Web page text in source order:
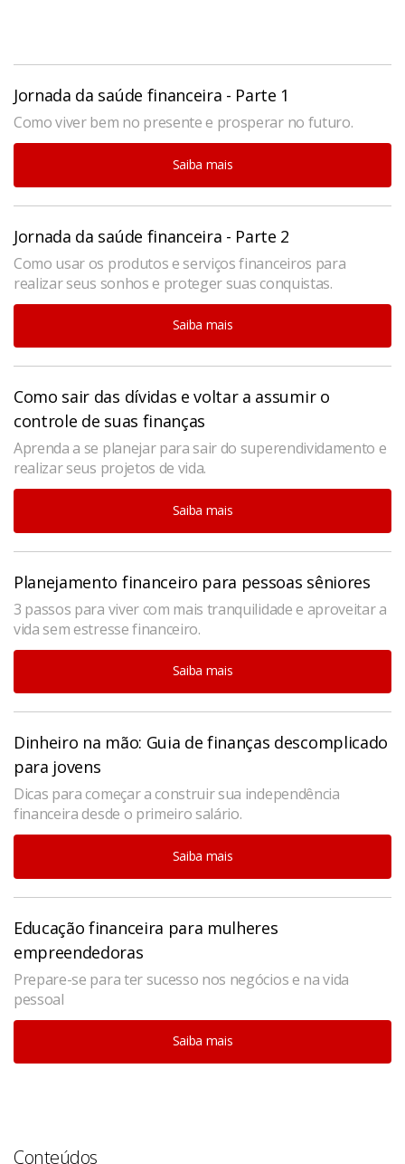
Jornada da saúde financeira - Parte 1
Como viver bem no presente e prosperar no futuro.
Saiba mais
Jornada da saúde financeira - Parte 2
Como usar os produtos e serviços financeiros para
realizar seus sonhos e proteger suas conquistas.
Saiba mais
Como sair das dívidas e voltar a assumir o
controle de suas finanças
Aprenda a se planejar para sair do superendividamento e
realizar seus projetos de vida.
Saiba mais
Planejamento financeiro para pessoas sêniores
3 passos para viver com mais tranquilidade e aproveitar a
vida sem estresse financeiro.
Saiba mais
Dinheiro na mão: Guia de finanças descomplicado
para jovens
Dicas para começar a construir sua independência
financeira desde o primeiro salário.
Saiba mais
Educação financeira para mulheres
empreendedoras
Prepare-se para ter sucesso nos negócios e na vida
pessoal
Saiba mais
Conteúdos